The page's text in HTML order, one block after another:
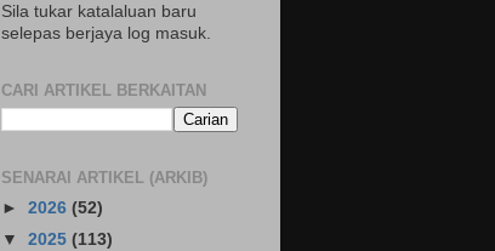
Sila tukar katalaluan baru
selepas berjaya log masuk.
CARI ARTIKEL BERKAITAN
SENARAI ARTIKEL (ARKIB)
► 2026 (52)
▼ 2025 (113)